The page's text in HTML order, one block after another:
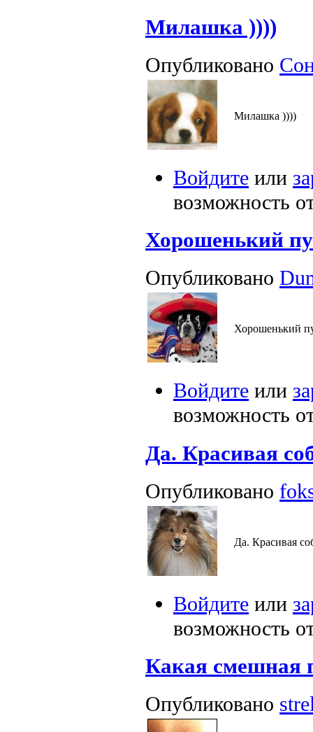
Милашка ))))
Опубликовано
Милашка ))))
Войдите или
возможность
Хорошенький
Опубликовано
Хорошенький
Войдите или
возможность
Да. Красивая
Опубликовано
Да. Красивая
Войдите или
возможность
Какая смешная
Опубликовано